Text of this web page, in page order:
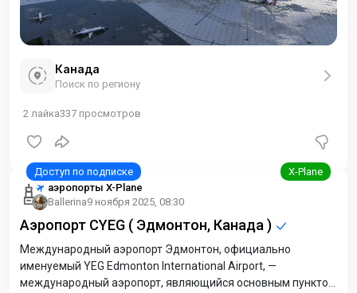
Канада
Поиск по региону
2 лайка337 просмотров
аэропорты X-Plane
Ballerina9 ноября 2025, 08:30
Аэропорт CYEG ( Эдмонтон, Канада )
Международный аэропорт Эдмонтон, официально
именуемый YEG Edmonton International Airport, —
международный аэропорт, являющийся основным пунктом